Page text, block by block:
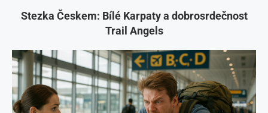
Stezka Českem: Bílé Karpaty a dobrosrdečnost
Trail Angels